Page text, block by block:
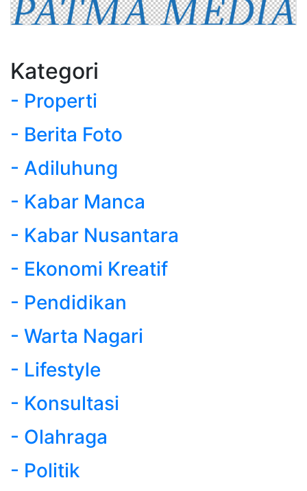
Kategori
- Properti
- Berita Foto
- Adiluhung
- Kabar Manca
- Kabar Nusantara
- Ekonomi Kreatif
- Pendidikan
- Warta Nagari
- Lifestyle
- Konsultasi
- Olahraga
- Politik